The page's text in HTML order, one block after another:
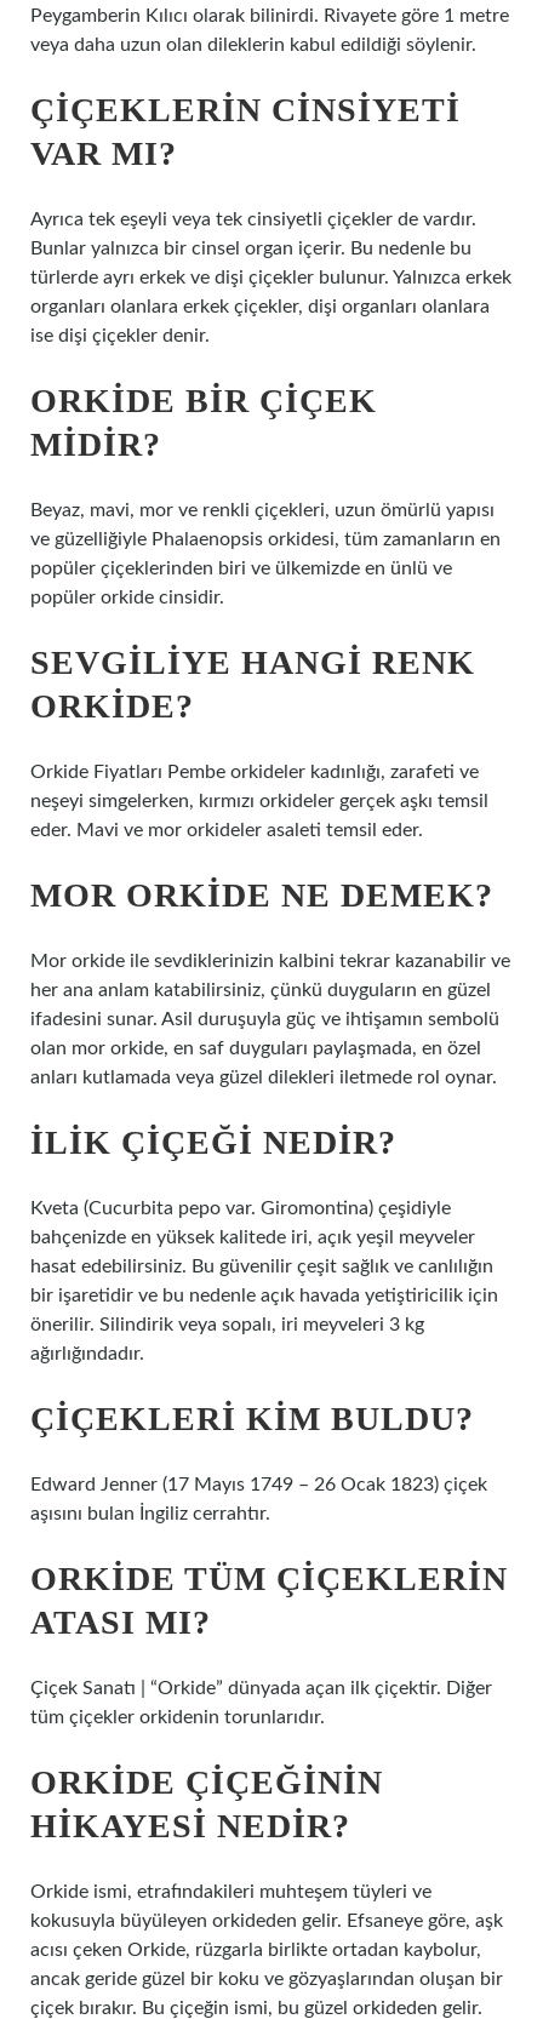
Peygamberin Kılıcı olarak bilinirdi. Rivayete göre 1 metre
veya daha uzun olan dileklerin kabul edildiği söylenir.
ÇIÇEKLERIN CINSIYETI
VAR MI?
Ayrıca tek eşeyli veya tek cinsiyetli çiçekler de vardır.
Bunlar yalnızca bir cinsel organ içerir. Bu nedenle bu
türlerde ayrı erkek ve dişi çiçekler bulunur. Yalnızca erkek
organları olanlara erkek çiçekler, dişi organları olanlara
ise dişi çiçekler denir.
ORKIDE BIR ÇIÇEK
MIDIR?
Beyaz, mavi, mor ve renkli çiçekleri, uzun ömürlü yapısı
ve güzelliğiyle Phalaenopsis orkidesi, tüm zamanların en
popüler çiçeklerinden biri ve ülkemizde en ünlü ve
popüler orkide cinsidir.
SEVGILIYE HANGI RENK
ORKIDE?
Orkide Fiyatları Pembe orkideler kadınlığı, zarafeti ve
neşeyi simgelerken, kırmızı orkideler gerçek aşkı temsil
eder. Mavi ve mor orkideler asaleti temsil eder.
MOR ORKIDE NE DEMEK?
Mor orkide ile sevdiklerinizin kalbini tekrar kazanabilir ve
her ana anlam katabilirsiniz, çünkü duyguların en güzel
ifadesini sunar. Asil duruşuyla güç ve ihtişamın sembolü
olan mor orkide, en saf duyguları paylaşmada, en özel
anları kutlamada veya güzel dilekleri iletmede rol oynar.
İLIK ÇIÇEĞI NEDIR?
Kveta (Cucurbita pepo var. Giromontina) çeşidiyle
bahçenizde en yüksek kalitede iri, açık yeşil meyveler
hasat edebilirsiniz. Bu güvenilir çeşit sağlık ve canlılığın
bir işaretidir ve bu nedenle açık havada yetiştiricilik için
önerilir. Silindirik veya sopalı, iri meyveleri 3 kg
ağırlığındadır.
ÇIÇEKLERI KIM BULDU?
Edward Jenner (17 Mayıs 1749 – 26 Ocak 1823) çiçek
aşısını bulan İngiliz cerrahtır.
ORKIDE TÜM ÇIÇEKLERIN
ATASI MI?
Çiçek Sanatı | “Orkide” dünyada açan ilk çiçektir. Diğer
tüm çiçekler orkidenin torunlarıdır.
ORKIDE ÇIÇEĞININ
HIKAYESI NEDIR?
Orkide ismi, etrafındakileri muhteşem tüyleri ve
kokusuyla büyüleyen orkideden gelir. Efsaneye göre, aşk
acısı çeken Orkide, rüzgarla birlikte ortadan kaybolur,
ancak geride güzel bir koku ve gözyaşlarından oluşan bir
çiçek bırakır. Bu çiçeğin ismi, bu güzel orkideden gelir.